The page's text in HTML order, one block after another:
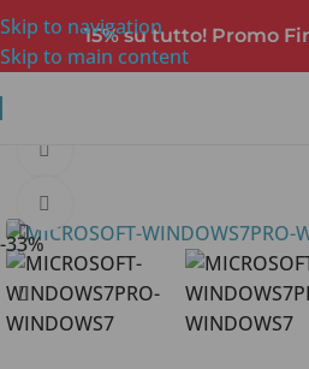
Skip to navigation
Skip to main content
15% su tutto! Promo
-33%